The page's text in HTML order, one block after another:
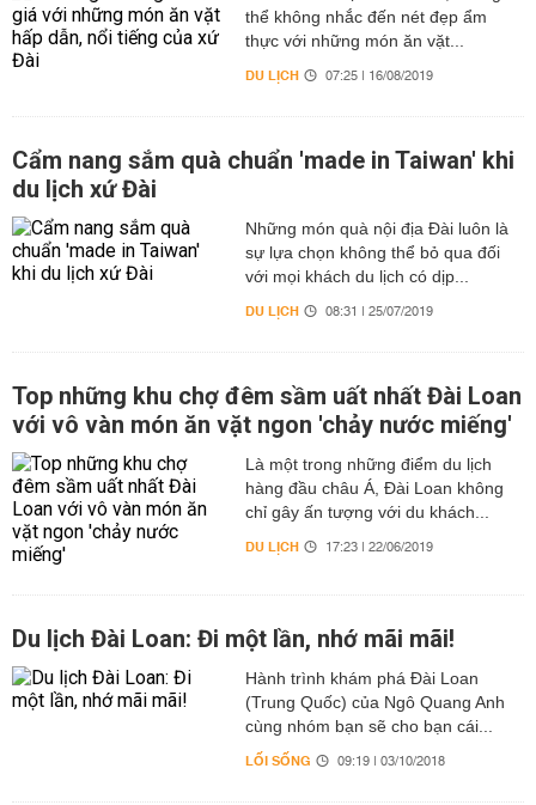
thể không nhắc đến nét đẹp ẩm
thực với những món ăn vặt...
DU LỊCH 07:25 | 16/08/2019
Cẩm nang sắm quà chuẩn 'made in Taiwan' khi
du lịch xứ Đài
Những món quà nội địa Đài luôn là
sự lựa chọn không thể bỏ qua đối
với mọi khách du lịch có dịp...
DU LỊCH 08:31 | 25/07/2019
Top những khu chợ đêm sầm uất nhất Đài Loan
với vô vàn món ăn vặt ngon 'chảy nước miếng'
Là một trong những điểm du lịch
hàng đầu châu Á, Đài Loan không
chỉ gây ấn tượng với du khách...
DU LỊCH 17:23 | 22/06/2019
Du lịch Đài Loan: Đi một lần, nhớ mãi mãi!
Hành trình khám phá Đài Loan
(Trung Quốc) của Ngô Quang Anh
cùng nhóm bạn sẽ cho bạn cái...
LỐI SỐNG 09:19 | 03/10/2018